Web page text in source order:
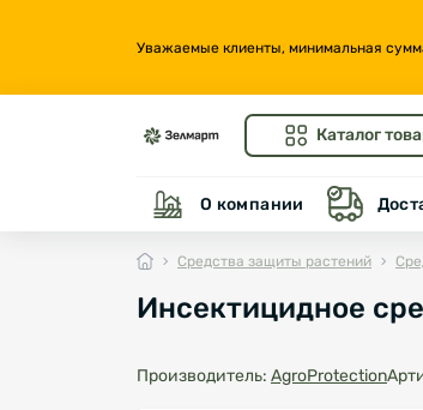
Уважаемые клиенты, минимальная
Каталог
О компании
Средства защиты растений
Инсектицидное
Производитель: AgroProtection